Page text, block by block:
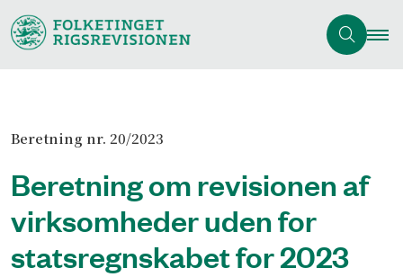
Beretning nr. 20/2023
Beretning om revisionen af
virksomheder uden for
statsregnskabet for 2023